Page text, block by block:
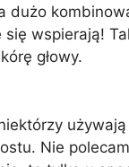
dużo
się wspierają!
głowy.
Nie